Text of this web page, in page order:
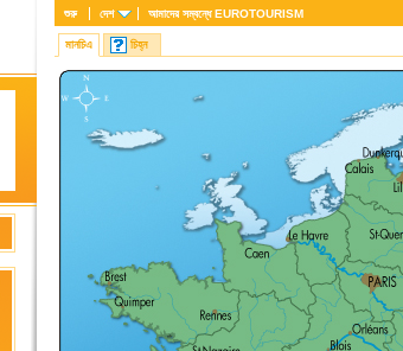
শুরু দেশ আমাদের সম্বন্ধেEUROTOURISM
মানচিএ চিহ্ন